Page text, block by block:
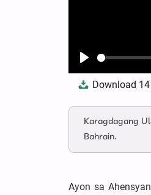
Play
Download
Karagdagang
Bahrain.
Ayon sa